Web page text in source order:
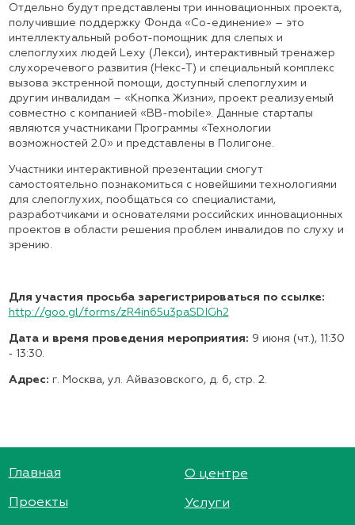
Отдельно будут представлены три инновационных проекта,
получившие поддержку Фонда «Со-единение» – это
интеллектуальный робот-помощник для слепых и
слепоглухих людей Lexy (Лекси), интерактивный тренажер
слухоречевого развития (Некс-Т) и специальный комплекс
вызова экстренной помощи, доступный слепоглухим и
другим инвалидам – «Кнопка Жизни», проект реализуемый
совместно с компанией «BB-mobile». Данные стартапы
являются участниками Программы «Технологии
возможностей 2.0» и представлены в Полигоне.
Участники интерактивной презентации смогут
самостоятельно познакомиться с новейшими технологиями
для слепоглухих, пообщаться со специалистами,
разработчиками и основателями российских инновационных
проектов в области решения проблем инвалидов по слуху и
зрению.
Для участия просьба зарегистрироваться по ссылке:
http://goo.gl/forms/zR4in65u3paSDIGh2
Дата и время проведения мероприятия: 9 июня (чт.), 11:30
‑ 13:30.
Адрес: г. Москва, ул. Айвазовского, д. 6, стр. 2.
Главная
Проекты
О центре
Услуги